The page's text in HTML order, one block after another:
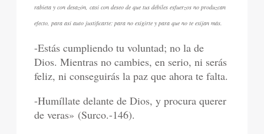
rabieta y con desazón, casi con deseo de que tus débiles esfuerzos no produzcan
efecto, para así auto justificarte: para no exigirte y para que no te exijan más.
-Estás cumpliendo tu voluntad; no la de
Dios. Mientras no cambies, en serio, ni serás
feliz, ni conseguirás la paz que ahora te falta.
-Humíllate delante de Dios, y procura querer
de veras» (Surco.-146).